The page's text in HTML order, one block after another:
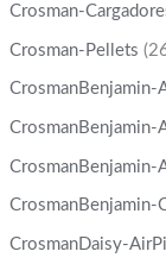
Crosman-
Crosman-Pellets
CrosmanBenjamin-
CrosmanBenjamin-
CrosmanBenjamin-
CrosmanDaisy-